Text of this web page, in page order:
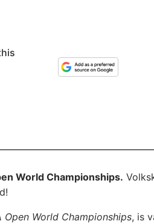
World Championships.
Open World Championships, is